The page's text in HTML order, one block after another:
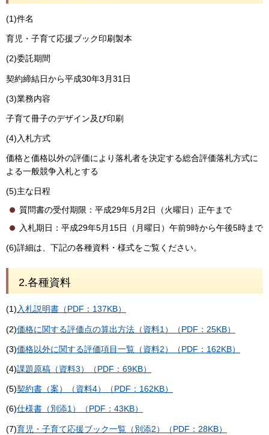
(1)件名
育児・子育て応援ブック印刷製本
(2)委託期間
契約締結日から平成30年3月31日
(3)業務内容
子育て冊子のデザイン及び印刷
(4)入札方式
価格と価格以外の評価により落札者を決定する総合評価落札方式に
よる一般競争入札とする
(5)主な日程
質問書の受付期限：平成29年5月2日（火曜日）正午まで
入札期日：平成29年5月15日（月曜日）午前9時から午後5時まで
(6)詳細は、下記の各種資料・様式をご覧ください。
2.各種資料
(1)入札説明書（PDF：137KB）
(2)価格に関する評価点の算出方法（資料1）（PDF：25KB）
(3)価格以外に関する評価項目一覧（資料2）（PDF：162KB）
(4)課題原稿（資料3）（PDF：69KB）
(5)契約書（案）（資料4）（PDF：162KB）
(6)仕様書（別添1）（PDF：43KB）
(7)育児・子育て応援ブック一覧（別添2）（PDF：28KB）